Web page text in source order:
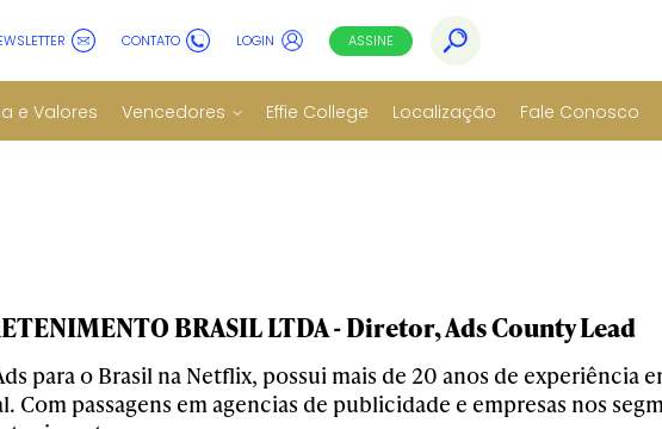
CONTATO LOGIN ASSINE
e Valores Vencedores Effie College Localização Fale Conosco
BRASIL LTDA - Diretor, Ads County Lead
para o Brasil na Netflix, possui mais de 20 anos de experiência
Com passagens em agencias de publicidade e empresas nos